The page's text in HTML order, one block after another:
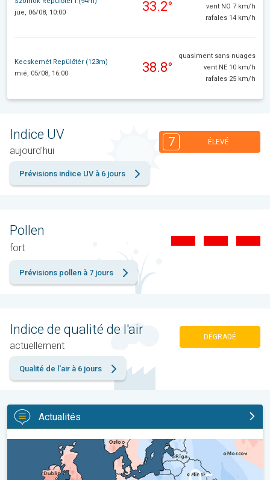
jue, 06/08, 10:00
33.2°
vent NO 7 km/h
rafales 14 km/h
Kecskemét Repülőtér (123m)
mié, 05/08, 16:00
38.8°
quasiment sans nuages
vent NE 10 km/h
rafales 25 km/h
Indice UV
aujourd'hui
7 ÉLEVÉ
Prévisions indice UV à 6 jours
Pollen
fort
Prévisions pollen à 7 jours
Indice de qualité de l'air
actuellement
DÉGRADÉ
Qualité de l'air à 6 jours
Actualités
Grands contrastes météo en juillet. En Europe. . .